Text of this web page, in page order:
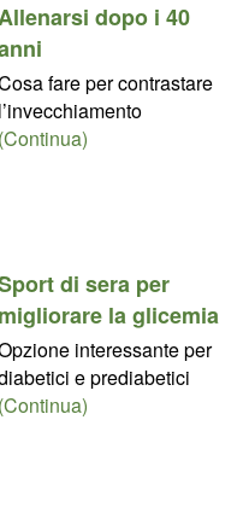
dopo i 40
fare per contrastare
l’invecchiamento
(Continua)
di sera per
migliorare la glicemia
interessante per
e prediabetici
(Continua)